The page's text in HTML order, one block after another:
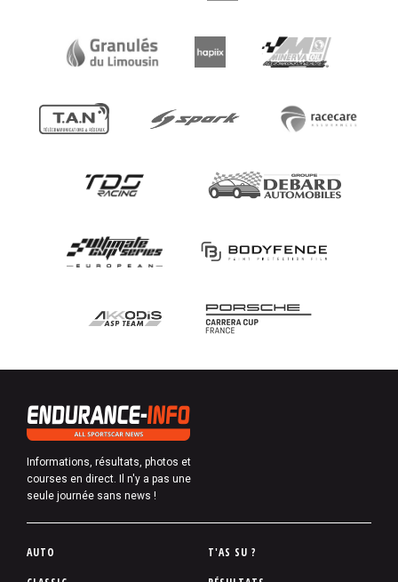
Informations, résultats, photos et
courses en direct. Il n'y a pas une
seule journée sans news !
P
AUTO
T'AS SU ?